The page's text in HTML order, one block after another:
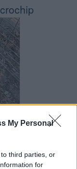
My Personal
third parties, or
for